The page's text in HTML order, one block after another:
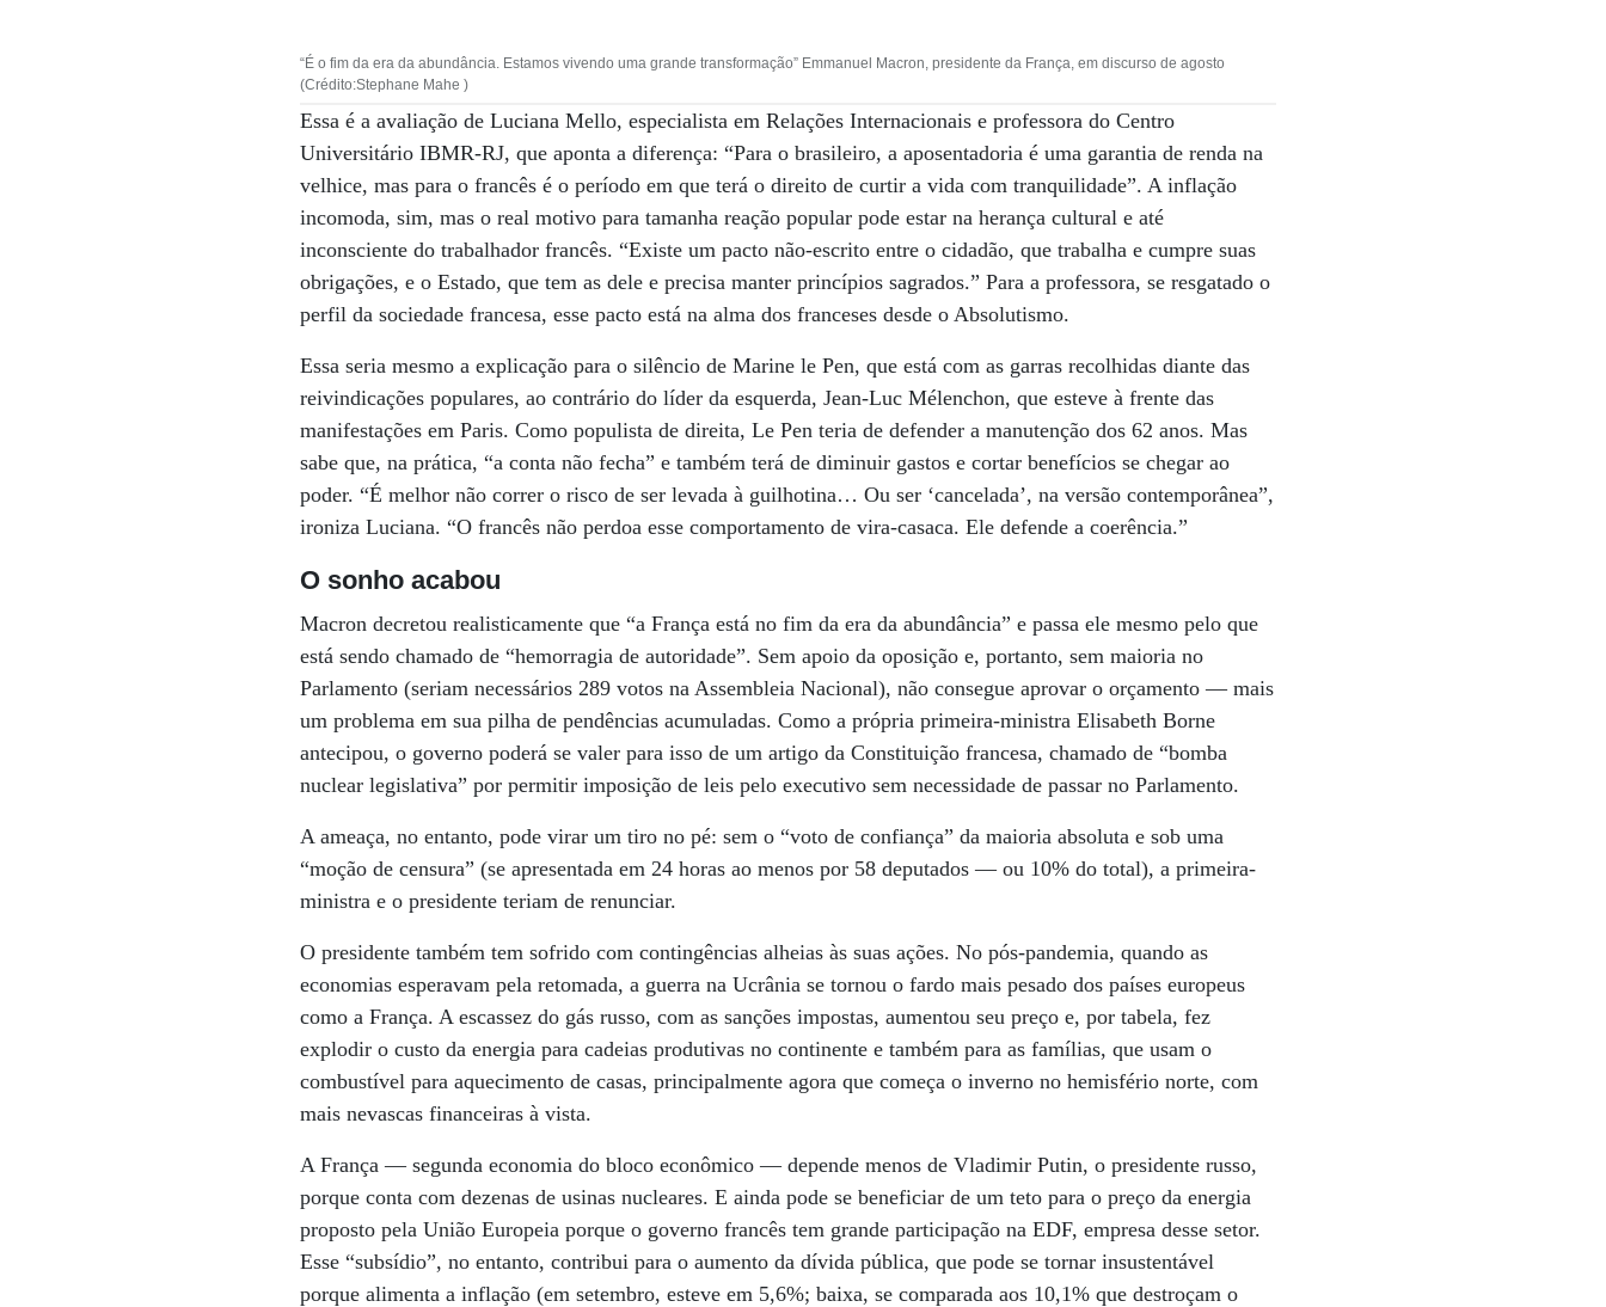
“É o fim da era da abundância. Estamos vivendo uma grande transformação” Emmanuel Macron, presidente da França, em discurso de agosto
(Crédito:Stephane Mahe )
Essa é a avaliação de Luciana Mello, especialista em Relações Internacionais e professora do Centro
Universitário IBMR-RJ, que aponta a diferença: “Para o brasileiro, a aposentadoria é uma garantia de renda na
velhice, mas para o francês é o período em que terá o direito de curtir a vida com tranquilidade”. A inflação
incomoda, sim, mas o real motivo para tamanha reação popular pode estar na herança cultural e até
inconsciente do trabalhador francês. “Existe um pacto não-escrito entre o cidadão, que trabalha e cumpre suas
obrigações, e o Estado, que tem as dele e precisa manter princípios sagrados.” Para a professora, se resgatado o
perfil da sociedade francesa, esse pacto está na alma dos franceses desde o Absolutismo.
Essa seria mesmo a explicação para o silêncio de Marine le Pen, que está com as garras recolhidas diante das
reivindicações populares, ao contrário do líder da esquerda, Jean-Luc Mélenchon, que esteve à frente das
manifestações em Paris. Como populista de direita, Le Pen teria de defender a manutenção dos 62 anos. Mas
sabe que, na prática, “a conta não fecha” e também terá de diminuir gastos e cortar benefícios se chegar ao
poder. “É melhor não correr o risco de ser levada à guilhotina… Ou ser ‘cancelada’, na versão contemporânea”,
ironiza Luciana. “O francês não perdoa esse comportamento de vira-casaca. Ele defende a coerência.”
O sonho acabou
Macron decretou realisticamente que “a França está no fim da era da abundância” e passa ele mesmo pelo que
está sendo chamado de “hemorragia de autoridade”. Sem apoio da oposição e, portanto, sem maioria no
Parlamento (seriam necessários 289 votos na Assembleia Nacional), não consegue aprovar o orçamento — mais
um problema em sua pilha de pendências acumuladas. Como a própria primeira-ministra Elisabeth Borne
antecipou, o governo poderá se valer para isso de um artigo da Constituição francesa, chamado de “bomba
nuclear legislativa” por permitir imposição de leis pelo executivo sem necessidade de passar no Parlamento.
A ameaça, no entanto, pode virar um tiro no pé: sem o “voto de confiança” da maioria absoluta e sob uma
“moção de censura” (se apresentada em 24 horas ao menos por 58 deputados — ou 10% do total), a primeira-
ministra e o presidente teriam de renunciar.
O presidente também tem sofrido com contingências alheias às suas ações. No pós-pandemia, quando as
economias esperavam pela retomada, a guerra na Ucrânia se tornou o fardo mais pesado dos países europeus
como a França. A escassez do gás russo, com as sanções impostas, aumentou seu preço e, por tabela, fez
explodir o custo da energia para cadeias produtivas no continente e também para as famílias, que usam o
combustível para aquecimento de casas, principalmente agora que começa o inverno no hemisfério norte, com
mais nevascas financeiras à vista.
A França — segunda economia do bloco econômico — depende menos de Vladimir Putin, o presidente russo,
porque conta com dezenas de usinas nucleares. E ainda pode se beneficiar de um teto para o preço da energia
proposto pela União Europeia porque o governo francês tem grande participação na EDF, empresa desse setor.
Esse “subsídio”, no entanto, contribui para o aumento da dívida pública, que pode se tornar insustentável
porque alimenta a inflação (em setembro, esteve em 5,6%; baixa, se comparada aos 10,1% que destroçam o